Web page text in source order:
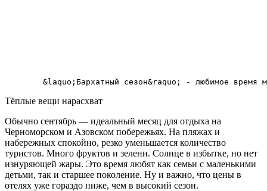
Тёплые вещи нарасхват
Обычно сентябрь — идеальный месяц для отдыха на
Черноморском и Азовском побережьях. На пляжах и
набережных спокойно, резко уменьшается количество
туристов. Много фруктов и зелени. Солнце в избытке, но нет
изнуряющей жары. Это время любят как семьи с маленькими
детьми, так и старшее поколение. Ну и важно, что цены в
отелях уже гораздо ниже, чем в высокий сезон.